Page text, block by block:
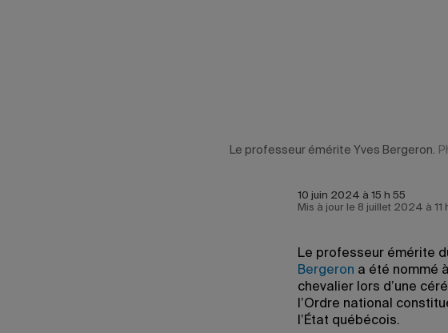
Le professeur émérite Yves Bergeron.
10 juin 2024 à 15 h 55
Mis à jour le 8 juillet 2024 à 11
Le professeur émérite
Bergeron a été nommé
chevalier lors d’une
l’Ordre national
l’État québécois.